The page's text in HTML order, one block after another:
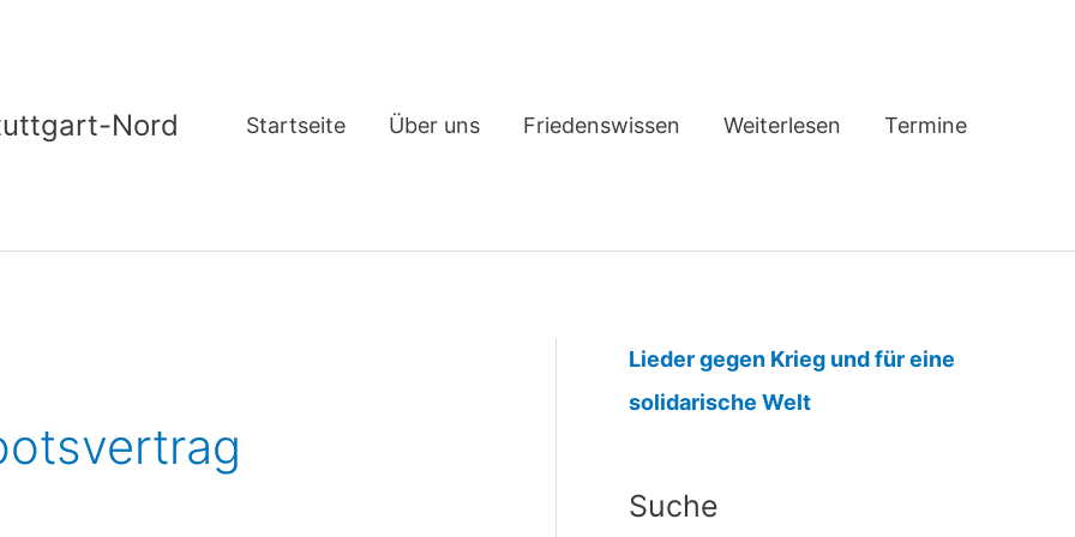
Nord Startseite Über uns Friedenswissen Weiterlesen Termine
Lieder gegen Krieg und für eine
solidarische Welt:
Suche